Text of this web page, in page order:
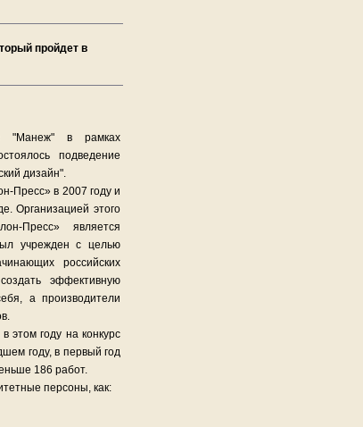
пройдет в
"Манеж" в рамках
подведение
дизайн".
Пресс» в 2007 году и
Организацией этого
Пресс» является
учрежден с целью
российских
эффективную
а производители
этом году на конкурс
году, в первый год
186 работ.
персоны, как: